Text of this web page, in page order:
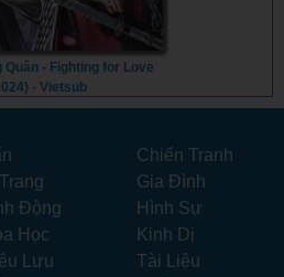
Quân - Fighting for Love
- Vietsub
Chiến Tranh
Gia Đình
Động
Hình Sự
Học
Kinh Dị
Lưu
Tài Liệu